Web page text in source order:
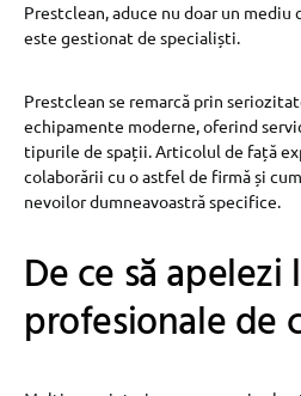
Prestclean, aduce nu doar un
este gestionat de specialiști.
Prestclean se remarcă prin
echipamente moderne, oferind
tipurile de spații. Articolul de față
colaborării cu o astfel de firmă și
nevoilor dumneavoastră specifice.
De ce să apelezi
profesionale de